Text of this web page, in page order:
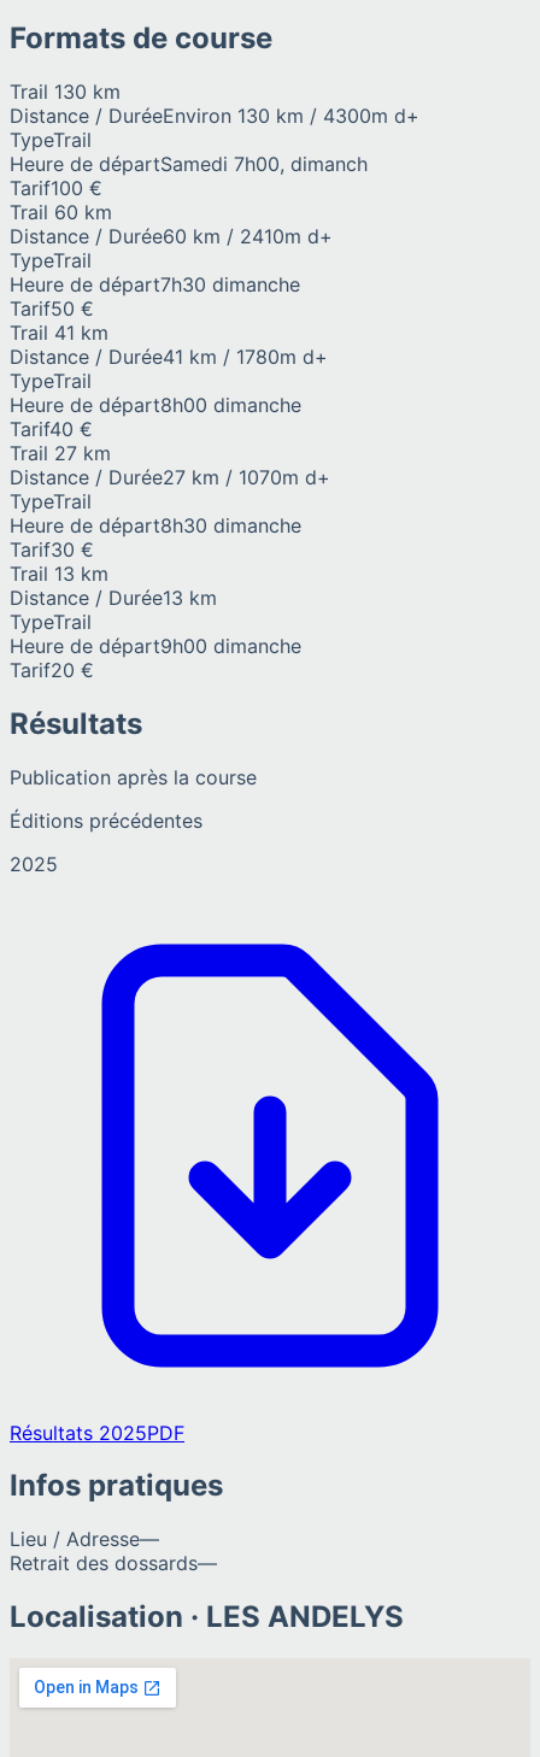
Formats de course
Trail 130 km
Distance / DuréeEnviron 130 km / 4300m d+
TypeTrail
Heure de départSamedi 7h00, dimanch
Tarif100 €
Trail 60 km
Distance / Durée60 km / 2410m d+
TypeTrail
Heure de départ7h30 dimanche
Tarif50 €
Trail 41 km
Distance / Durée41 km / 1780m d+
TypeTrail
Heure de départ8h00 dimanche
Tarif40 €
Trail 27 km
Distance / Durée27 km / 1070m d+
TypeTrail
Heure de départ8h30 dimanche
Tarif30 €
Trail 13 km
Distance / Durée13 km
TypeTrail
Heure de départ9h00 dimanche
Tarif20 €
Résultats
Publication après la course
Éditions précédentes
2025
Résultats 2025PDF
Infos pratiques
Lieu / Adresse—
Retrait des dossards—
Localisation · LES ANDELYS